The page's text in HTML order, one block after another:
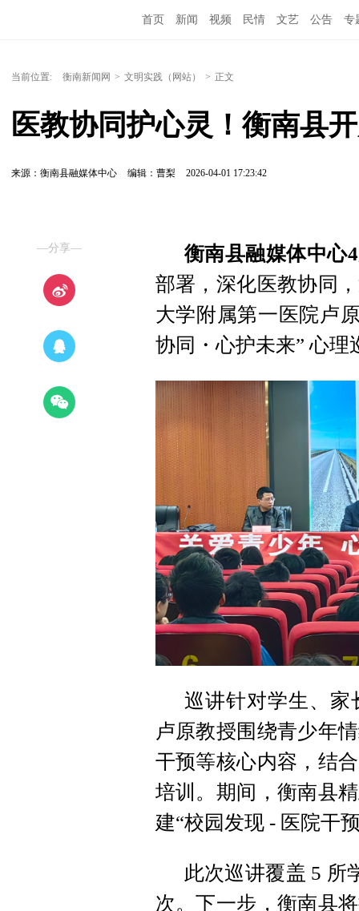
首页 新闻 视频 民情 文艺 公告 专
当前位置: 衡南新闻网 > 文明实践（网站） > 正文
医教协同护心灵！衡南县
来源：衡南县融媒体中心 编辑：曹梨 2026-04-01 17:23:42
—分享—
衡南县融媒体中心
部署，深化医教协同
大学附属第一医院卢
协同・心护未来” 心理
巡讲针对学生、家
卢原教授围绕青少年
干预等核心内容，结
培训。期间，衡南县
建“校园发现 - 医院干
此次巡讲覆盖 5 所
次。下一步，衡南县